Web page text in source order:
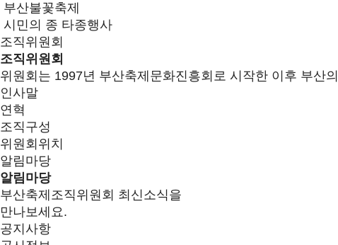
부산불꽃축제
시민의 종 타종행사
조직위원회
조직위원회
위원회는 1997년 부산축제문화진흥회로 시작한 이후 부산
인사말
연혁
조직구성
위원회위치
알림마당
알림마당
부산축제조직위원회 최신소식을
만나보세요.
공지사항